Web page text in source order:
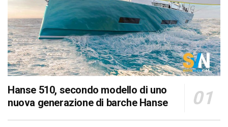
Hanse 510, secondo modello di uno
nuova generazione di barche Hanse